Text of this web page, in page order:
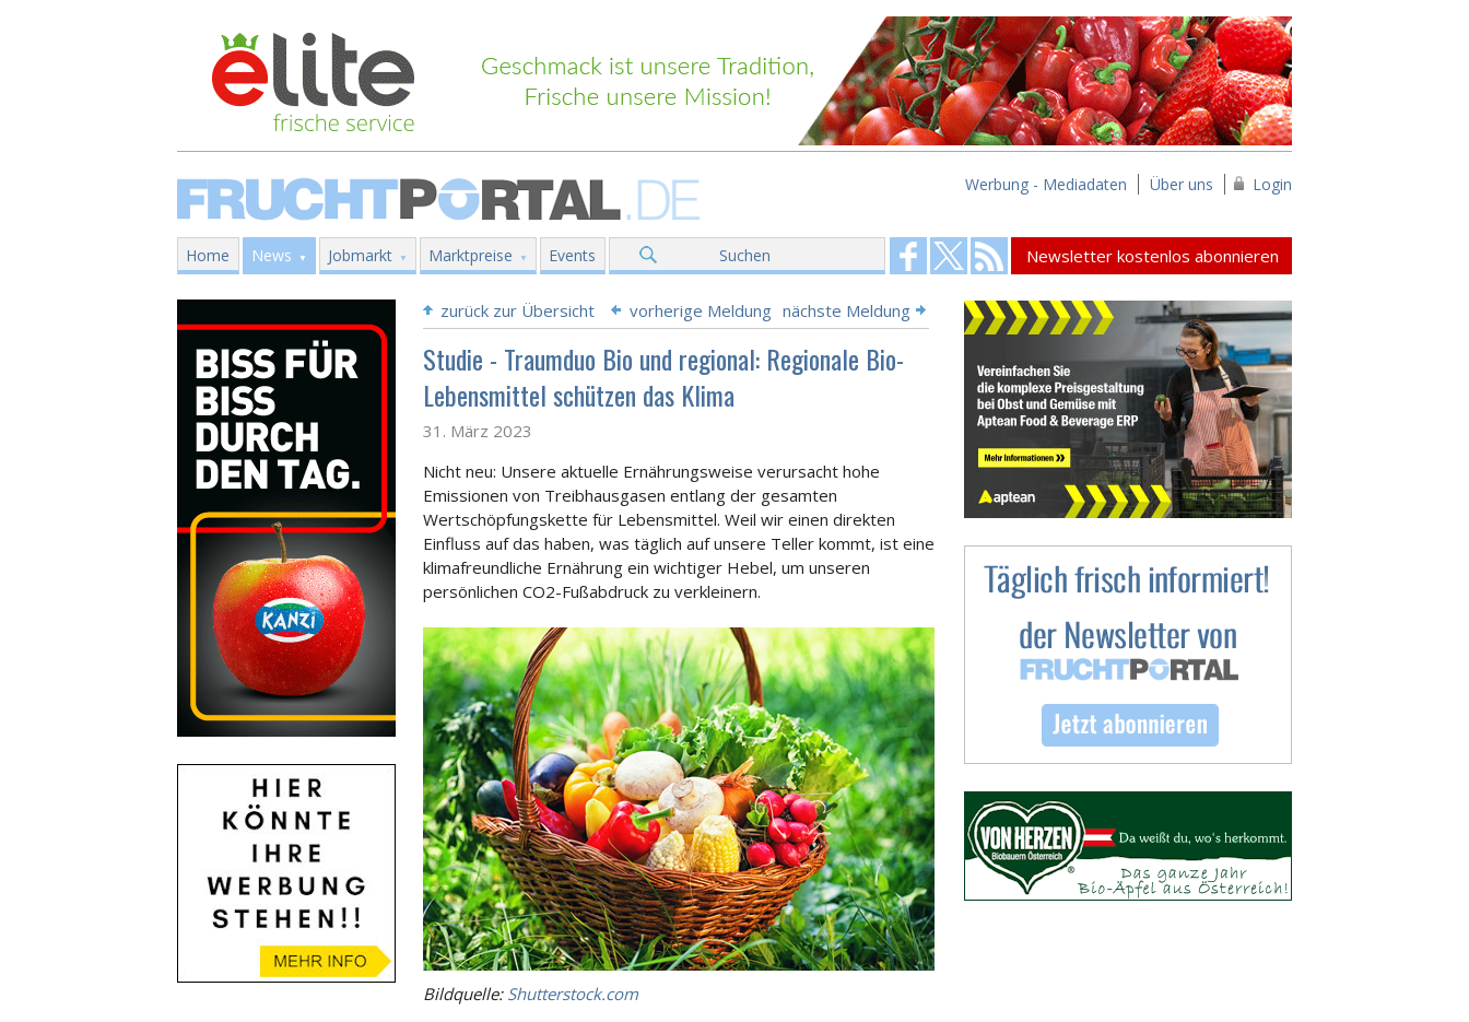
Werbung - Mediadaten Über uns Login
Home News Jobmarkt Marktpreise Events Suchen Newsletter kostenlos abonnieren
zurück zur Übersicht vorherige Meldung nächste Meldung
Studie - Traumduo Bio und regional: Regionale Bio-
Lebensmittel schützen das Klima
31. März 2023
Nicht neu: Unsere aktuelle Ernährungsweise verursacht hohe
Emissionen von Treibhausgasen entlang der gesamten
Wertschöpfungskette für Lebensmittel. Weil wir einen direkten
Einfluss auf das haben, was täglich auf unsere Teller kommt, ist eine
klimafreundliche Ernährung ein wichtiger Hebel, um unseren
persönlichen CO2-Fußabdruck zu verkleinern.
Bildquelle: Shutterstock.com